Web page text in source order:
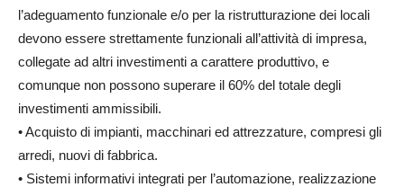
l’adeguamento funzionale e/o per la ristrutturazione dei locali
devono essere strettamente funzionali all’attività di impresa,
collegate ad altri investimenti a carattere produttivo, e
comunque non possono superare il 60% del totale degli
investimenti ammissibili.
• Acquisto di impianti, macchinari ed attrezzature, compresi gli
arredi, nuovi di fabbrica.
• Sistemi informativi integrati per l’automazione, realizzazione